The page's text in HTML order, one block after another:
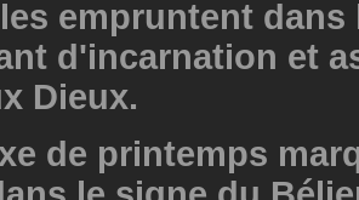
empruntent dans
d'incarnation et
Dieux.
de printemps